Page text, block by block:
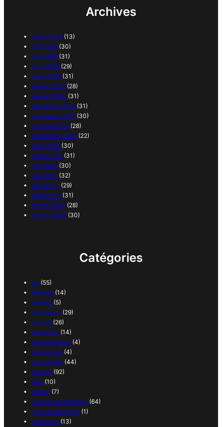
Archives
juillet 2026 (13)
juin 2026 (30)
mai 2026 (31)
avril 2026 (29)
mars 2026 (31)
février 2026 (28)
janvier 2026 (31)
décembre 2025 (31)
novembre 2025 (30)
octobre 2025 (28)
septembre 2025 (22)
août 2025 (30)
juillet 2025 (31)
juin 2025 (30)
mai 2025 (32)
avril 2025 (29)
mars 2025 (31)
février 2025 (28)
janvier 2025 (30)
Catégories
art (55)
biologie (14)
cinéma (5)
commerce (29)
cuisine (26)
économie (14)
enseignement (4)
étymologie (4)
géographie (44)
histoire (92)
jeux (10)
justice (7)
Langue et littérature (64)
Langue française (1)
médecine (13)